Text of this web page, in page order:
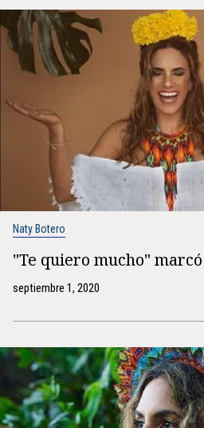
Naty Botero
"Te quiero mucho"
septiembre 1, 2020